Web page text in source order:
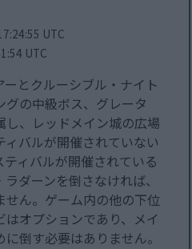
UTC
UTC
とクルーシブル・ナイト
の中級ボス、グレータ
、レッドメイン城の広場
バルが開催されていない
ィバルが開催されている
ダーンを倒さなければ、
せん。ゲーム内の他の下位
オプションであり、メイ
倒す必要はありません。